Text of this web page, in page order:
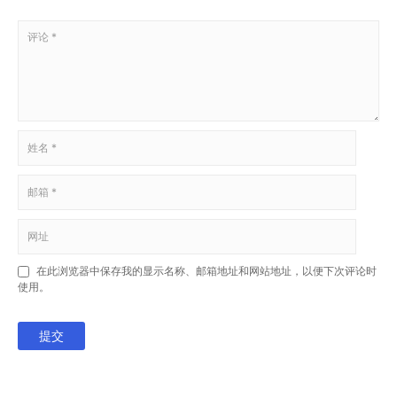
在此浏览器中保存我的显示名称、邮箱地址和网站地址，以便下次评论时
使用。
提交